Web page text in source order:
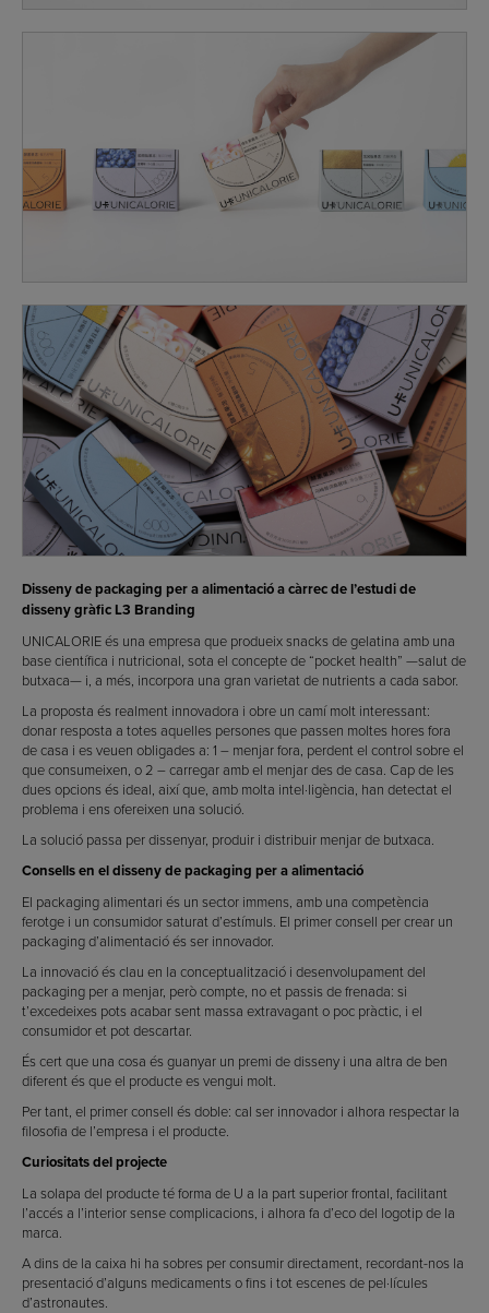
Disseny de packaging per a alimentació a càrrec de l’estudi de
disseny gràfic L3 Branding
UNICALORIE és una empresa que produeix snacks de gelatina amb una
base científica i nutricional, sota el concepte de “pocket health” —salut de
butxaca— i, a més, incorpora una gran varietat de nutrients a cada sabor.
La proposta és realment innovadora i obre un camí molt interessant:
donar resposta a totes aquelles persones que passen moltes hores fora
de casa i es veuen obligades a: 1 – menjar fora, perdent el control sobre el
que consumeixen, o 2 – carregar amb el menjar des de casa. Cap de les
dues opcions és ideal, així que, amb molta intel·ligència, han detectat el
problema i ens ofereixen una solució.
La solució passa per dissenyar, produir i distribuir menjar de butxaca.
Consells en el disseny de packaging per a alimentació
El packaging alimentari és un sector immens, amb una competència
ferotge i un consumidor saturat d’estímuls. El primer consell per crear un
packaging d’alimentació és ser innovador.
La innovació és clau en la conceptualització i desenvolupament del
packaging per a menjar, però compte, no et passis de frenada: si
t’excedeixes pots acabar sent massa extravagant o poc pràctic, i el
consumidor et pot descartar.
És cert que una cosa és guanyar un premi de disseny i una altra de ben
diferent és que el producte es vengui molt.
Per tant, el primer consell és doble: cal ser innovador i alhora respectar la
filosofia de l’empresa i el producte.
Curiositats del projecte
La solapa del producte té forma de U a la part superior frontal, facilitant
l’accés a l’interior sense complicacions, i alhora fa d’eco del logotip de la
marca.
A dins de la caixa hi ha sobres per consumir directament, recordant-nos la
presentació d’alguns medicaments o fins i tot escenes de pel·lícules
d’astronautes.